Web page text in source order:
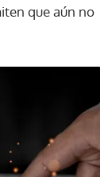
que aún no